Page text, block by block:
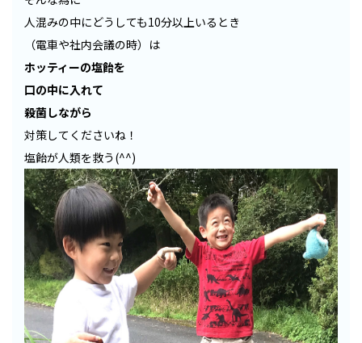
人混みの中にどうしても10分以上いるとき
（電車や社内会議の時）は
ホッティーの塩飴を
口の中に入れて
殺菌しながら
対策してくださいね！
塩飴が人類を救う(^^)